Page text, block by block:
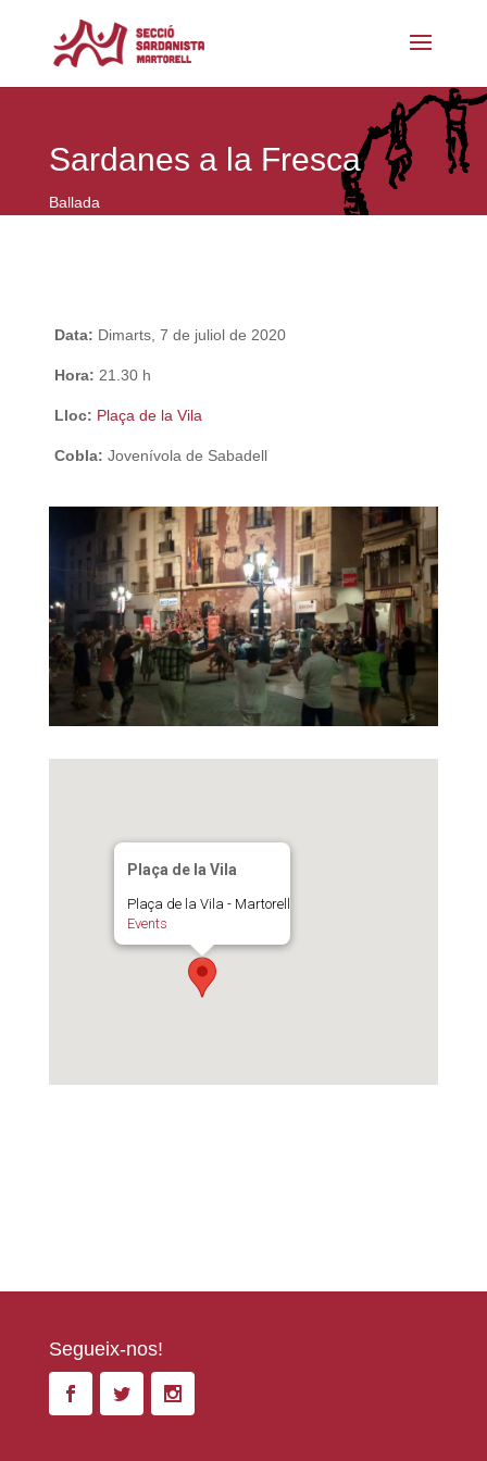
Sardanes a la Fresca
Ballada
Data: Dimarts, 7 de juliol de 2020
Hora: 21.30 h
Lloc: Plaça de la Vila
Cobla: Jovenívola de Sabadell
Plaça de la Vila
Plaça de la Vila - Martorell
Events
Segueix-nos!